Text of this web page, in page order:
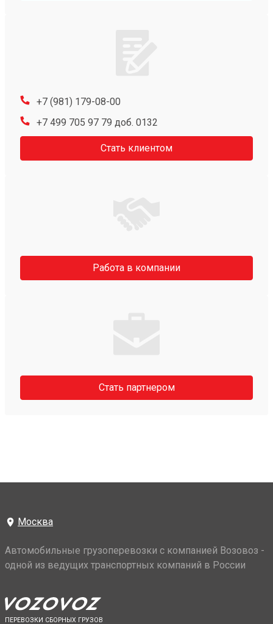
+7 (981) 179-08-00
+7 499 705 97 79 доб. 0132
Стать клиентом
Работа в компании
Стать партнером
Москва
Автомобильные грузоперевозки с компанией Возовоз -
одной из ведущих транспортных компаний в России
ПЕРЕВОЗКИ СБОРНЫХ ГРУЗОВ